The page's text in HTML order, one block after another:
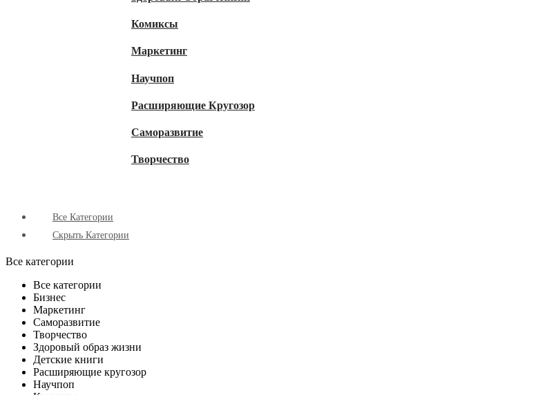
Комиксы
Маркетинг
Научпоп
Расширяющие Кругозор
Cаморазвитие
Творчество
Все Категории
Скрыть Категории
Все категории
Все категории
Бизнес
Маркетинг
Саморазвитие
Творчество
Здоровый образ жизни
Детские книги
Расширяющие кругозор
Научпоп